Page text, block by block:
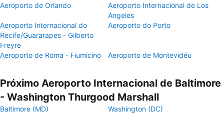
Aeroporto de Orlando
Aeroporto Internacional de Los
Angeles
Aeroporto Internacional do
Recife/Guararapes - Gilberto
Freyre
Aeroporto do Porto
Aeroporto de Roma - Fiumicino Aeroporto de Montevidéu
Próximo Aeroporto Internacional de Baltimore
- Washington Thurgood Marshall
Baltimore (MD)
Washington (DC)